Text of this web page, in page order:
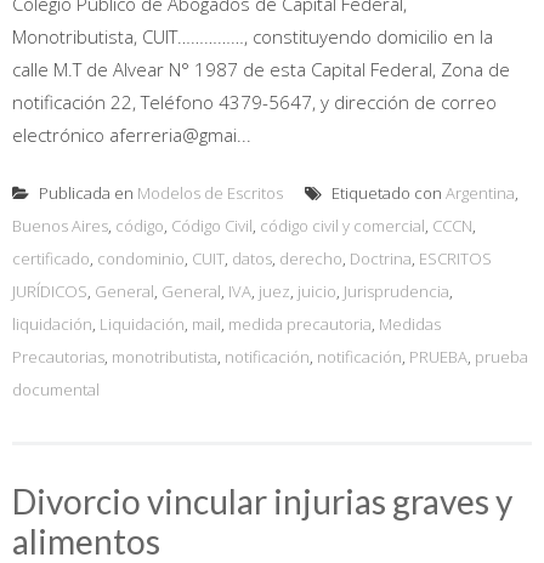
Monotributista, CUIT……………, constituyendo domicilio en la
calle M.T de Alvear N° 1987 de esta Capital Federal, Zona de
notificación 22, Teléfono 4379-5647, y dirección de correo
electrónico aferreria@gmai...
Publicada en Modelos de Escritos Etiquetado con Argentina,
Buenos Aires, código, Código Civil, código civil y comercial, CCCN,
certificado, condominio, CUIT, datos, derecho, Doctrina, ESCRITOS
JURÍDICOS, General, General, IVA, juez, juicio, Jurisprudencia,
liquidación, Liquidación, mail, medida precautoria, Medidas
Precautorias, monotributista, notificación, notificación, PRUEBA, prueba
documental
Divorcio vincular injurias graves y
alimentos